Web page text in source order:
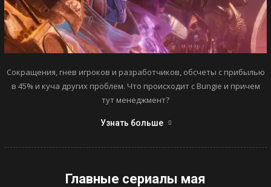
Сокращения, гнев игроков и разработчиков, обсчеты с прибылью
в 45% и куча других проблем. Что происходит с Bungie и причем
тут менеджмент?
Узнать больше
Главные сериалы мая